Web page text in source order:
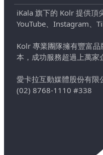
iKala 旗下的 Kolr 提供頂
YouTube、Instagram、
Kolr 專業團隊擁有豐富
本，成功服務超過上萬家
愛卡拉互動媒體股份有限
(02) 8768-1110 #338